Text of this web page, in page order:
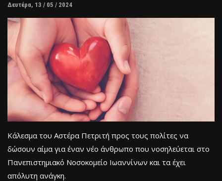
Δευτέρα, 13 / 05 / 2024
Κάλεσμα του Αστέρα Πετριτή προς τους πολίτες να
δώσουν αίμα για έναν νέο άνθρωπο που νοσηλεύεται στο
Πανεπιστημιακό Νοσοκομείο Ιωαννίνων και τα έχει
απόλυτη ανάγκη.